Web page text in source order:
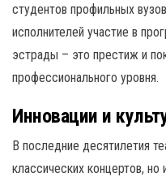
студентов профильных
исполнителей участие в
эстрады – это престиж и
профессионального уровня.
Инновации и
В последние десятилетия
классических концертов,